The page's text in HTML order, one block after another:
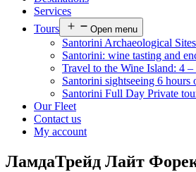
Services
Tours
Open menu
Santorini Archaeological
Santorini: wine tasting and
Travel to the Wine Island: 4
Santorini sightseeing 6 hours
Santorini Full Day Private
Our Fleet
Contact us
My account
ЛамдаТрейд Лайт